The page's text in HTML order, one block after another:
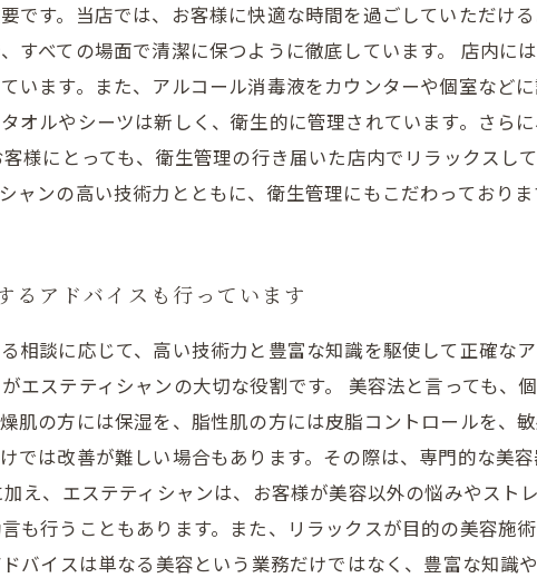
です。当店では、お客様に快適な時間を過ごしていただけ
すべての場面で清潔に保つように徹底しています。 店内に
います。また、アルコール消毒液をカウンターや個室など
オルやシーツは新しく、衛生的に管理されています。さら
様にとっても、衛生管理の行き届いた店内でリラックスし
ャンの高い技術力とともに、衛生管理にもこだわっておりま
るアドバイスも行っています
相談に応じて、高い技術力と豊富な知識を駆使して正確な
エステティシャンの大切な役割です。 美容法と言っても、
肌の方には保湿を、脂性肌の方には皮脂コントロールを、
では改善が難しい場合もあります。その際は、専門的な美
え、エステティシャンは、お客様が美容以外の悩みやスト
も行うこともあります。また、リラックスが目的の美容施
バイスは単なる美容という業務だけではなく、豊富な知識